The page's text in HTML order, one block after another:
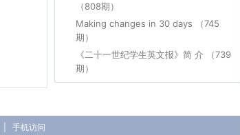
（808期）
Making changes in 30 days （745
期）
《二十一世纪学生英文报》简 介 （739
期）
手机访问